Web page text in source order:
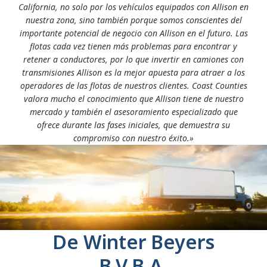
California, no solo por los vehículos equipados con Allison en
nuestra zona, sino también porque somos conscientes del
importante potencial de negocio con Allison en el futuro. Las
flotas cada vez tienen más problemas para encontrar y
retener a conductores, por lo que invertir en camiones con
transmisiones Allison es la mejor apuesta para atraer a los
operadores de las flotas de nuestros clientes. Coast Counties
valora mucho el conocimiento que Allison tiene de nuestro
mercado y también el asesoramiento especializado que
ofrece durante las fases iniciales, que demuestra su
compromiso con nuestro éxito.»
De Winter Beyers